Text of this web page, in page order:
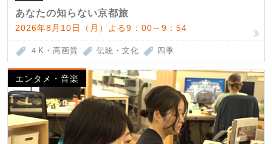
あなたの知らない京都旅
2026年8月10日（月）よる9：00～9：54
４K・高画質 伝統・文化 四季
エンタメ・音楽